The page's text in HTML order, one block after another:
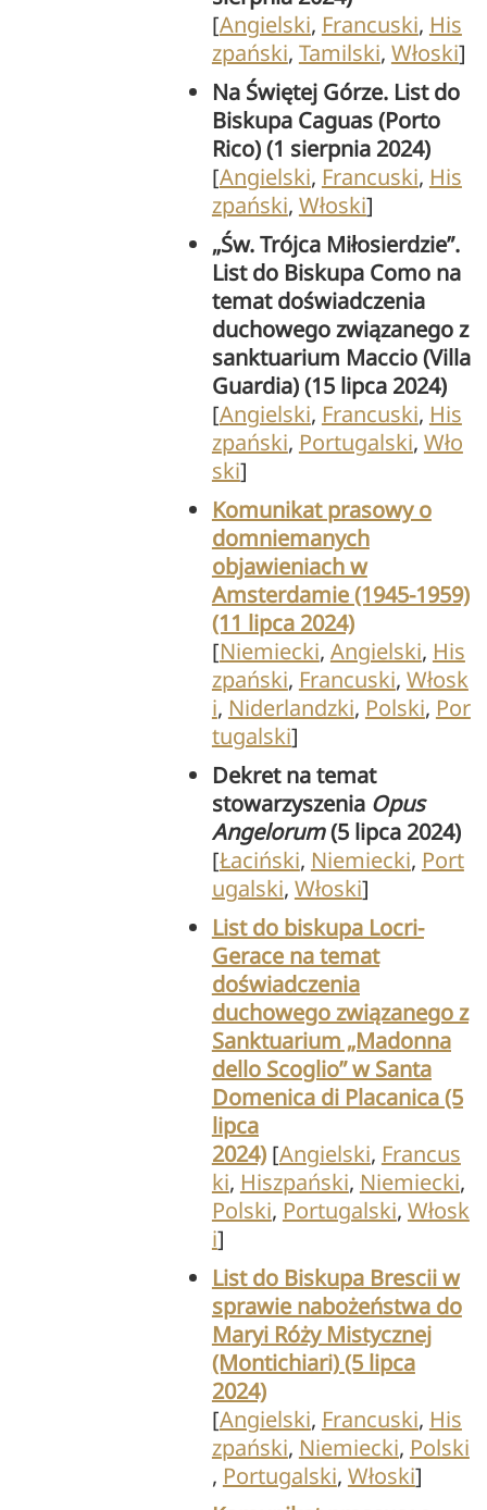
[Angielski, Francuski, His
zpański, Tamilski, Włoski]
Na Świętej Górze. List do
Biskupa Caguas (Porto
Rico) (1 sierpnia 2024)
[Angielski, Francuski, His
zpański, Włoski]
„Św. Trójca Miłosierdzie”.
List do Biskupa Como na
temat doświadczenia
duchowego związanego z
sanktuarium Maccio (Villa
Guardia) (15 lipca 2024)
[Angielski, Francuski, His
zpański, Portugalski, Wło
ski]
Komunikat prasowy o
domniemanych
objawieniach w
Amsterdamie (1945-1959)
(11 lipca 2024)
[Niemiecki, Angielski, His
zpański, Francuski, Włosk
i, Niderlandzki, Polski, Por
tugalski]
Dekret na temat
stowarzyszenia Opus
Angelorum(5 lipca 2024)
[Łaciński, Niemiecki, Port
ugalski, Włoski]
List do biskupa Locri-
Gerace na temat
doświadczenia
duchowego związanego z
Sanktuarium „Madonna
dello Scoglio” w Santa
Domenica di Placanica (5
lipca
2024)[Angielski, Francus
ki, Hiszpański, Niemiecki,
Polski, Portugalski, Włosk
i]
List do Biskupa Brescii w
sprawie nabożeństwa do
Maryi Róży Mistycznej
(Montichiari) (5 lipca
2024)
[Angielski, Francuski, His
zpański, Niemiecki, Polski
, Portugalski, Włoski]